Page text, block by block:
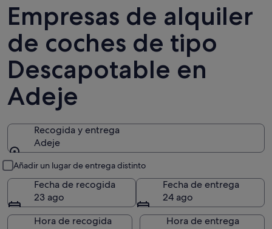
Empresas de alquiler
de coches de tipo
Descapotable en
Adeje
Recogida y entrega
Adeje
Añadir un lugar de entrega distinto
Fecha de recogida
23 ago
Fecha de entrega
24 ago
Hora de recogida
Hora de entrega